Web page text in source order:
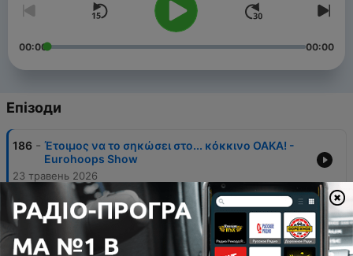
00:00 00:00
Епізоди
186 - Έτοιμος να το σηκώσει στο... κόκκινο ΟΑΚΑ! -
Eurohoops Show
23 травень 2026
185 - Παναθηναϊκός... "δυστυχώς επτωχεύσαμεν"
και φαβορί ο Ολυμπιακός στο Final Four -
Eurohoops Show
14 травень 2026